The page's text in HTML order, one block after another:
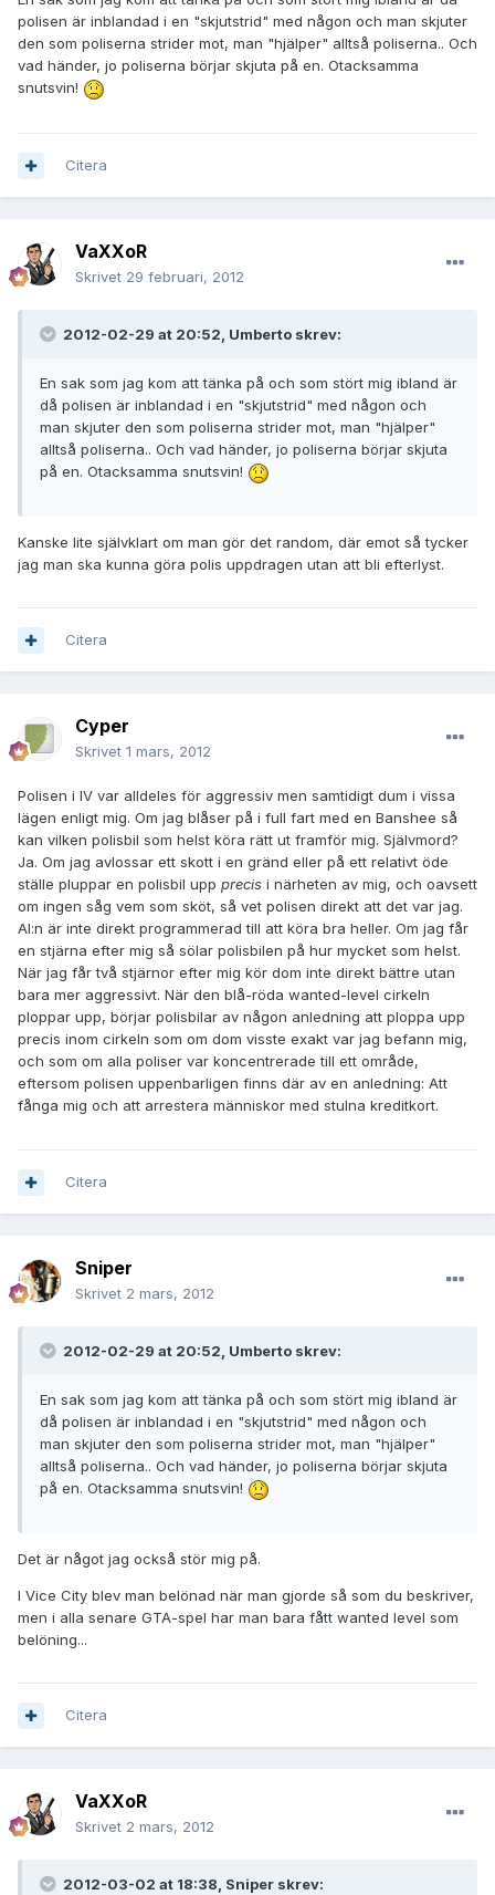
polisen är inblandad i en "skjutstrid" med någon och man skjuter
den som poliserna strider mot, man "hjälper" alltså poliserna.. Och
vad händer, jo poliserna börjar skjuta på en. Otacksamma
snutsvin!
Citera
VaXXoR
Skrivet 29 februari, 2012
2012-02-29 at 20:52, Umberto skrev:
En sak som jag kom att tänka på och som stört mig ibland är
då polisen är inblandad i en "skjutstrid" med någon och
man skjuter den som poliserna strider mot, man "hjälper"
alltså poliserna.. Och vad händer, jo poliserna börjar skjuta
på en. Otacksamma snutsvin!
Kanske lite självklart om man gör det random, där emot så tycker
jag man ska kunna göra polis uppdragen utan att bli efterlyst.
Citera
Cyper
Skrivet 1 mars, 2012
Polisen i IV var alldeles för aggressiv men samtidigt dum i vissa
lägen enligt mig. Om jag blåser på i full fart med en Banshee så
kan vilken polisbil som helst köra rätt ut framför mig. Självmord?
Ja. Om jag avlossar ett skott i en gränd eller på ett relativt öde
ställe pluppar en polisbil upp precis i närheten av mig, och oavsett
om ingen såg vem som sköt, så vet polisen direkt att det var jag.
AI:n är inte direkt programmerad till att köra bra heller. Om jag får
en stjärna efter mig så sölar polisbilen på hur mycket som helst.
När jag får två stjärnor efter mig kör dom inte direkt bättre utan
bara mer aggressivt. När den blå-röda wanted-level cirkeln
ploppar upp, börjar polisbilar av någon anledning att ploppa upp
precis inom cirkeln som om dom visste exakt var jag befann mig,
och som om alla poliser var koncentrerade till ett område,
eftersom polisen uppenbarligen finns där av en anledning: Att
fånga mig och att arrestera människor med stulna kreditkort.
Citera
Sniper
Skrivet 2 mars, 2012
2012-02-29 at 20:52, Umberto skrev:
En sak som jag kom att tänka på och som stört mig ibland är
då polisen är inblandad i en "skjutstrid" med någon och
man skjuter den som poliserna strider mot, man "hjälper"
alltså poliserna.. Och vad händer, jo poliserna börjar skjuta
på en. Otacksamma snutsvin!
Det är något jag också stör mig på.
I Vice City blev man belönad när man gjorde så som du beskriver,
men i alla senare GTA-spel har man bara fått wanted level som
belöning...
Citera
VaXXoR
Skrivet 2 mars, 2012
2012-03-02 at 18:38, Sniper skrev: